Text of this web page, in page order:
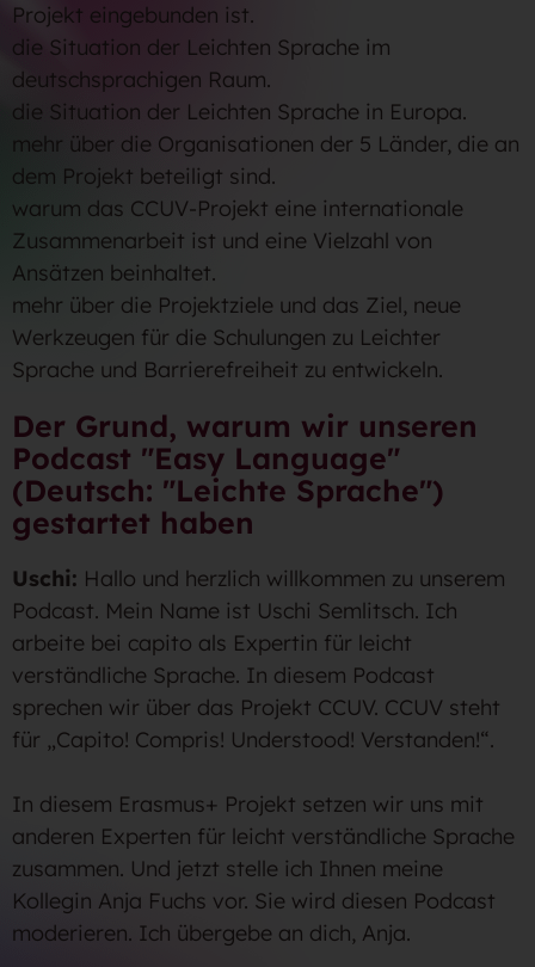
Projekt eingebunden ist.
die Situation der Leichten Sprache im
deutschsprachigen Raum.
die Situation der Leichten Sprache in Europa.
mehr über die Organisationen der 5 Länder, die an
dem Projekt beteiligt sind.
warum das CCUV-Projekt eine internationale
Zusammenarbeit ist und eine Vielzahl von
Ansätzen beinhaltet.
mehr über die Projektziele und das Ziel, neue
Werkzeugen für die Schulungen zu Leichter
Sprache und Barrierefreiheit zu entwickeln.
Der Grund, warum wir unseren
Podcast "Easy Language"
(Deutsch: "Leichte Sprache")
gestartet haben
Uschi: Hallo und herzlich willkommen zu unserem
Podcast. Mein Name ist Uschi Semlitsch. Ich
arbeite bei capito als Expertin für leicht
verständliche Sprache. In diesem Podcast
sprechen wir über das Projekt CCUV. CCUV steht
für „Capito! Compris! Understood! Verstanden!“.
In diesem Erasmus+ Projekt setzen wir uns mit
anderen Experten für leicht verständliche Sprache
zusammen. Und jetzt stelle ich Ihnen meine
Kollegin Anja Fuchs vor. Sie wird diesen Podcast
moderieren. Ich übergebe an dich, Anja.